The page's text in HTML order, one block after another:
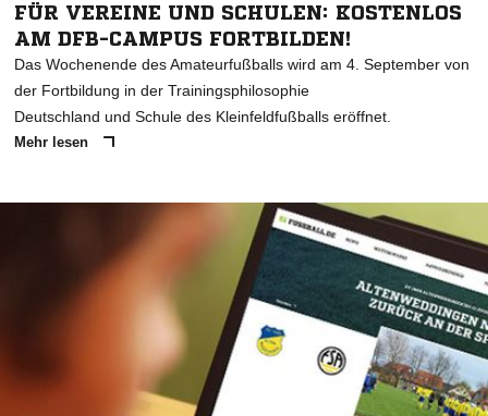
FÜR VEREINE UND SCHULEN: KOSTENLOS
AM DFB-CAMPUS FORTBILDEN!
Das Wochenende des Amateurfußballs wird am 4. September von
der Fortbildung in der Trainingsphilosophie
Deutschland und Schule des Kleinfeldfußballs eröffnet.
Mehr lesen